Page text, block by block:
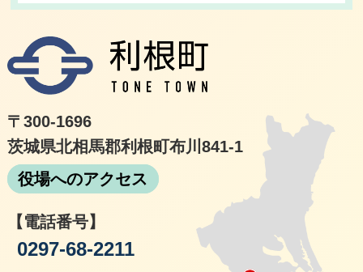
〒300-1696
茨城県北相馬郡利根町布川841-1
役場へのアクセス
【電話番号】
0297-68-2211